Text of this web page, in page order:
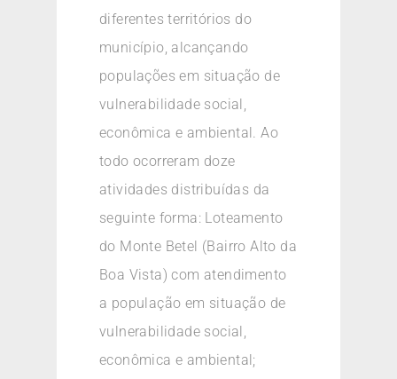
diferentes territórios do
município, alcançando
populações em situação de
vulnerabilidade social,
econômica e ambiental. Ao
todo ocorreram doze
atividades distribuídas da
seguinte forma: Loteamento
do Monte Betel (Bairro Alto da
Boa Vista) com atendimento
a população em situação de
vulnerabilidade social,
econômica e ambiental;